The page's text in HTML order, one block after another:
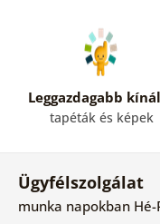
Leggazdagabb
tapéták és képek
Ügyfélszolgálat
munka napokban Hé-